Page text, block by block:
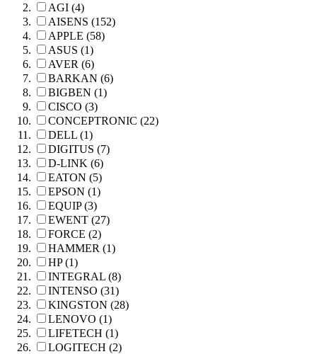
AGI (4)
AISENS (152)
APPLE (58)
ASUS (1)
AVER (6)
BARKAN (6)
BIGBEN (1)
CISCO (3)
CONCEPTRONIC (22)
DELL (1)
DIGITUS (7)
D-LINK (6)
EATON (5)
EPSON (1)
EQUIP (3)
EWENT (27)
FORCE (2)
HAMMER (1)
HP (1)
INTEGRAL (8)
INTENSO (31)
KINGSTON (28)
LENOVO (1)
LIFETECH (1)
LOGITECH (2)